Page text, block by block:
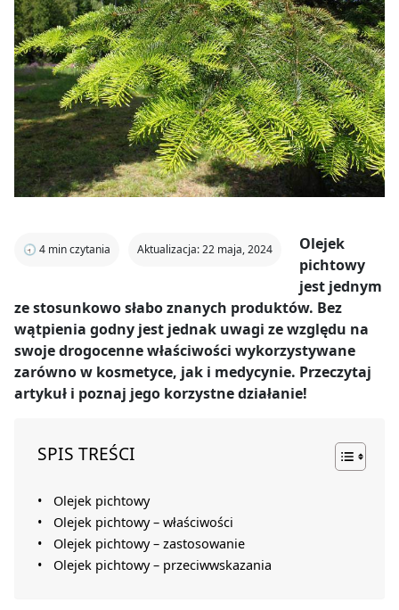
🕣 4 min czytania Aktualizacja: 22 maja, 2024
Olejek
pichtowy
jest jednym
ze stosunkowo słabo znanych produktów. Bez
wątpienia godny jest jednak uwagi ze względu na
swoje drogocenne właściwości wykorzystywane
zarówno w kosmetyce, jak i medycynie. Przeczytaj
artykuł i poznaj jego korzystne działanie!
SPIS TREŚCI
Olejek pichtowy
Olejek pichtowy – właściwości
Olejek pichtowy – zastosowanie
Olejek pichtowy – przeciwwskazania